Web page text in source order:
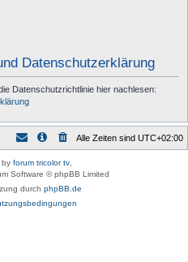
Datenschutzerklärung
Datenschutzrichtlinie hier nachlesen:
Alle Zeiten sind UTC+02:00
by forum tricolor tv
Software © phpBB Limited
durch phpBB.de